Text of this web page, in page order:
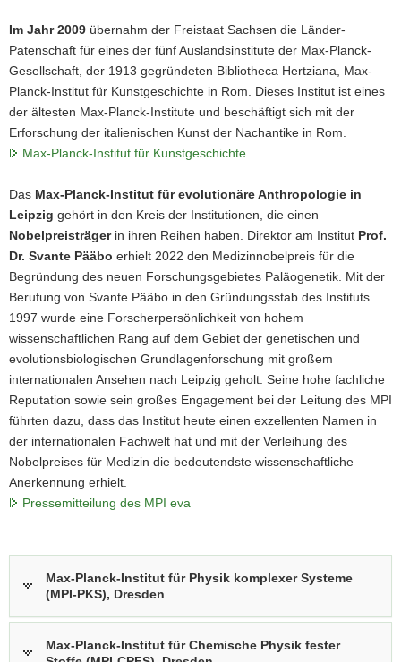
Im Jahr 2009 übernahm der Freistaat Sachsen die Länder-
Patenschaft für eines der fünf Auslandsinstitute der Max-Planck-
Gesellschaft, der 1913 gegründeten Bibliotheca Hertziana, Max-
Planck-Institut für Kunstgeschichte in Rom. Dieses Institut ist eines
der ältesten Max-Planck-Institute und beschäftigt sich mit der
Erforschung der italienischen Kunst der Nachantike in Rom.
Max-Planck-Institut für Kunstgeschichte
Das Max-Planck-Institut für evolutionäre Anthropologie in
Leipzig gehört in den Kreis der Institutionen, die einen
Nobelpreisträgerin ihren Reihen haben. Direktor am Institut Prof.
Dr. Svante Pääbo erhielt 2022 den Medizinnobelpreis für die
Begründung des neuen Forschungsgebietes Paläogenetik. Mit der
Berufung von Svante Pääbo in den Gründungsstab des Instituts
1997 wurde eine Forscherpersönlichkeit von hohem
wissenschaftlichen Rang auf dem Gebiet der genetischen und
evolutionsbiologischen Grundlagenforschung mit großem
internationalen Ansehen nach Leipzig geholt. Seine hohe fachliche
Reputation sowie sein großes Engagement bei der Leitung des MPI
führten dazu, dass das Institut heute einen exzellenten Namen in
der internationalen Fachwelt hat und mit der Verleihung des
Nobelpreises für Medizin die bedeutendste wissenschaftliche
Anerkennung erhielt.
Pressemitteilung des MPI eva
Max-Planck-Institut für Physik komplexer Systeme
(MPI-PKS), Dresden
Max-Planck-Institut für Chemische Physik fester